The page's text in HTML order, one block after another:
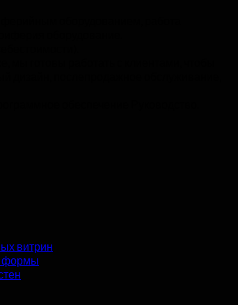
оборудованием, работа
оборудование.
готовы работать с клиентами, чтобы
дизайн, послепродажное обслуживание,
витрин
формы